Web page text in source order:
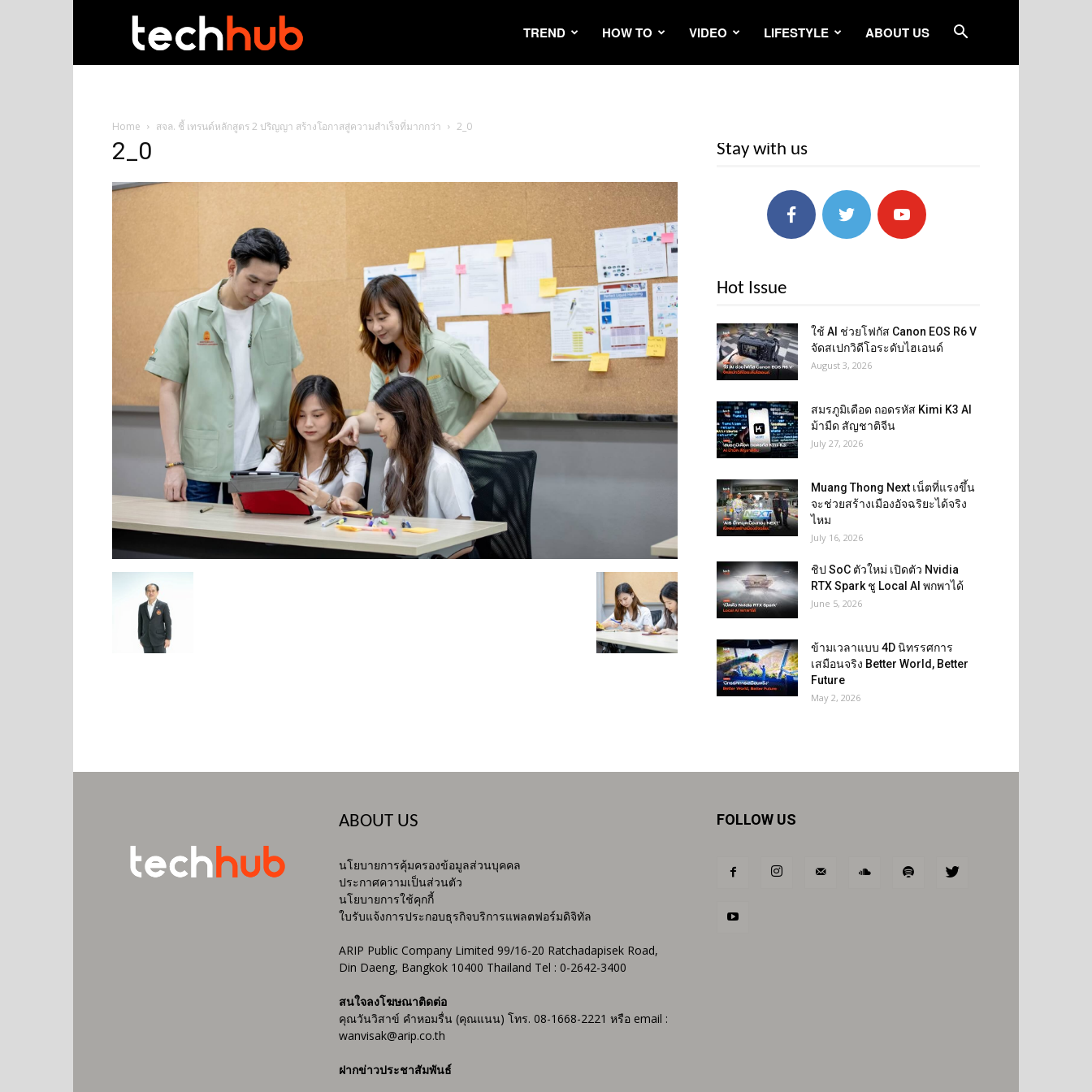
TREND HOW TO VIDEO LIFESTYLE ABOUT US
Home สจล. ชี้ เทรนด์หลักสูตร 2 ปริญญา สร้างโอกาสสู่ความสำเร็จที่มากกว่า 2_0
2_0 Stay with us
Hot Issue
ใช้ AI ช่วยโฟกัส Canon EOS R6 V
จัดสเปกวิดีโอระดับไฮเอนด์
August 3, 2026
สมรภูมิเดือด ถอดรหัส Kimi K3 AI
ม้ามืด สัญชาติจีน
July 27, 2026
Muang Thong Next เน็ตที่แรงขึ้น
จะช่วยสร้างเมืองอัจฉริยะได้จริง
ไหม
July 16, 2026
ชิป SoC ตัวใหม่ เปิดตัว Nvidia
RTX Spark ชู Local AI พกพาได้
June 5, 2026
ข้ามเวลาแบบ 4D นิทรรศการ
เสมือนจริง Better World, Better
Future
May 2, 2026
ABOUT US
นโยบายการคุ้มครองข้อมูลส่วนบุคคล
ประกาศความเป็นส่วนตัว
นโยบายการใช้คุกกี้
ใบรับแจ้งการประกอบธุรกิจบริการแพลตฟอร์มดิจิทัล
ARIP Public Company Limited 99/16-20 Ratchadapisek Road,
Din Daeng, Bangkok 10400 Thailand Tel : 0-2642-3400
สนใจลงโฆษณาติดต่อ
คุณวันวิสาข์ คำหอมรื่น (คุณแนน) โทร. 08-1668-2221 หรือ email :
wanvisak@arip.co.th
ฝากข่าวประชาสัมพันธ์
FOLLOW US